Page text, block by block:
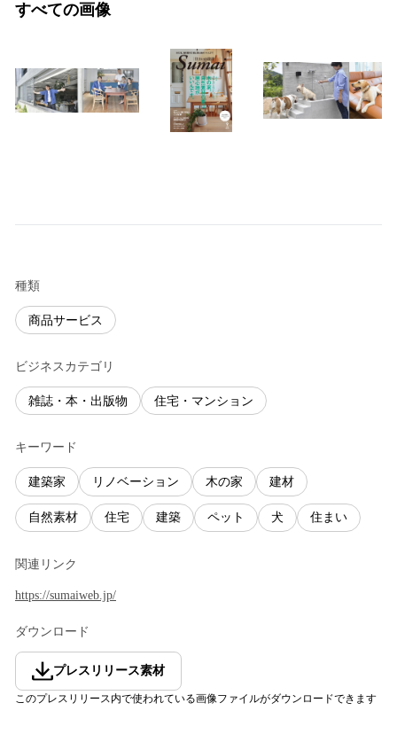
すべての画像
種類
商品サービス
ビジネスカテゴリ
雑誌・本・出版物 住宅・マンション
キーワード
建築家 リノベーション 木の家 建材
自然素材 住宅 建築 ペット 犬 住まい
関連リンク
https://sumaiweb.jp/
ダウンロード
プレスリリース素材
このプレスリリース内で使われている画像ファイルがダウンロードできます